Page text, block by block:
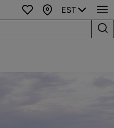
Lemmikud
Kaart
EST